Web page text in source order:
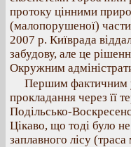
протоку цінними
(малопорушеної)
2007 р. Київрада
забудову, але це
Окружним
Першим фактичним
прокладання через її
Подільсько-
Цікаво, що тоді було
заплавного лісу